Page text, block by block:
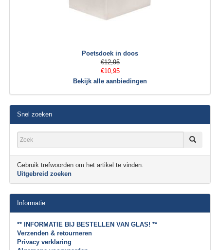
Poetsdoek in doos
€12,95
€10,95
Bekijk alle aanbiedingen
Snel zoeken
Gebruik trefwoorden om het artikel te vinden.
Uitgebreid zoeken
Informatie
** INFORMATIE BIJ BESTELLEN VAN GLAS! **
Verzenden & retourneren
Privacy verklaring